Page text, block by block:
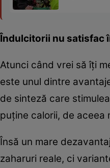
Îndulcitorii nu satisfac
Atunci când vrei să îţi
este unul dintre
de sinteză care
puţine calorii, de aceea
Însă un mare
zaharuri reale, ci